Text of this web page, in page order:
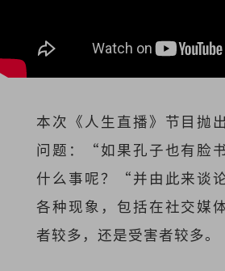
本次《人生直播》节目抛
问题：“如果孔子也有脸
什么事呢？“并由此来谈
各种现象，包括在社交媒
者较多，还是受害者较多。